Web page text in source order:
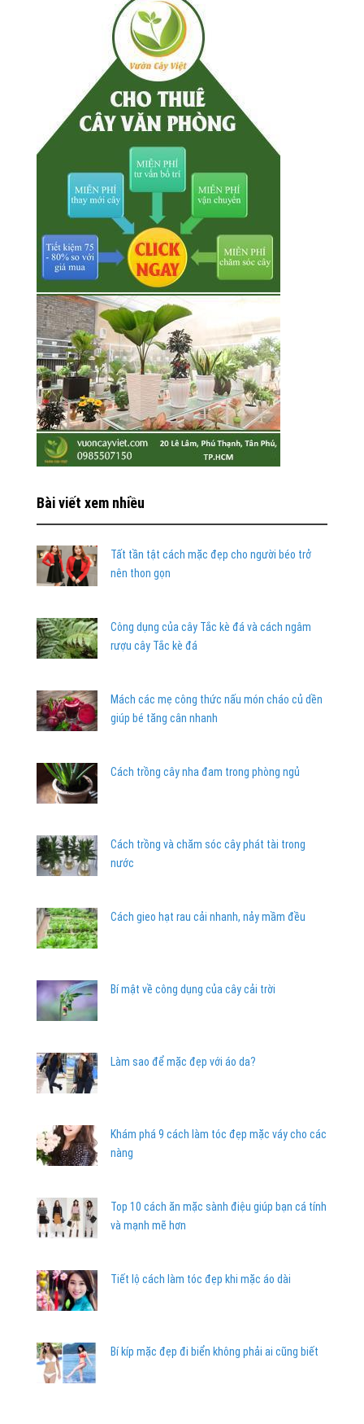
Bài viết xem nhiều
Tất tần tật cách mặc đẹp cho người béo trở
nên thon gọn
Công dụng của cây Tắc kè đá và cách ngâm
rượu cây Tắc kè đá
Mách các mẹ công thức nấu món cháo củ dền
giúp bé tăng cân nhanh
Cách trồng cây nha đam trong phòng ngủ
Cách trồng và chăm sóc cây phát tài trong
nước
Cách gieo hạt rau cải nhanh, nảy mầm đều
Bí mật về công dụng của cây cải trời
Làm sao để mặc đẹp với áo da?
Khám phá 9 cách làm tóc đẹp mặc váy cho các
nàng
Top 10 cách ăn mặc sành điệu giúp bạn cá tính
và mạnh mẽ hơn
Tiết lộ cách làm tóc đẹp khi mặc áo dài
Bí kíp mặc đẹp đi biển không phải ai cũng biết